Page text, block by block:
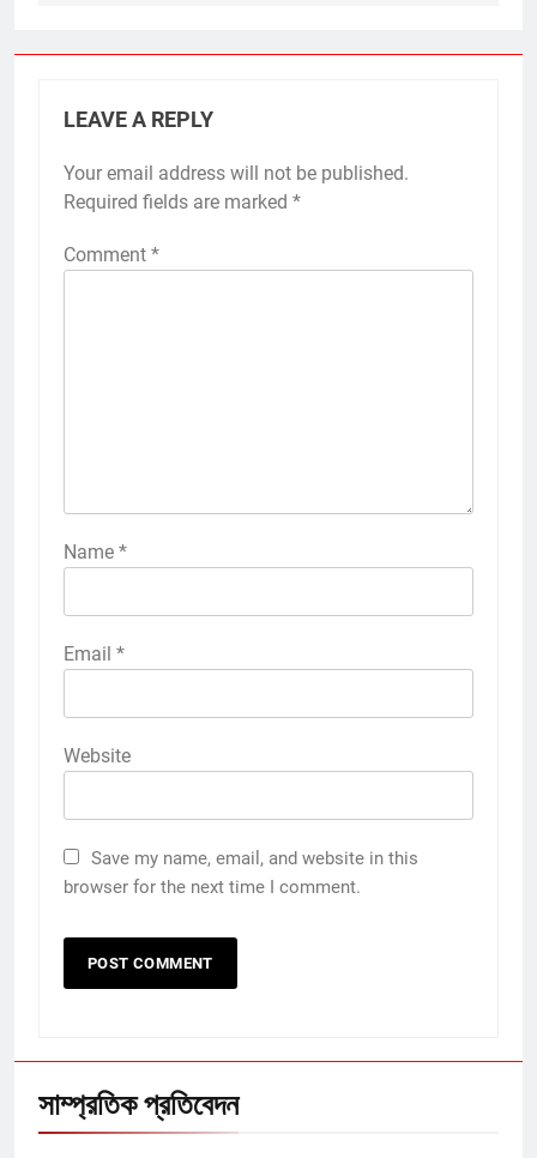
LEAVE A REPLY
Your email address will not be published.
Required fields are marked *
Comment *
Name *
Email *
Website
Save my name, email, and website in this
browser for the next time I comment.
সাম্প্রতিক প্রতিবেদন